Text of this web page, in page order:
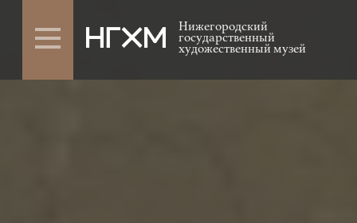
Нижегородский
государственный
художественный музей